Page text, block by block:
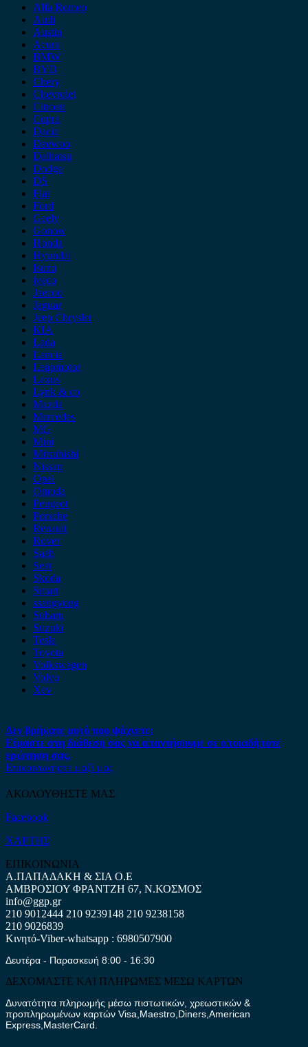
Alfa Romeo
Audi
Austin
Acura
BMW
BYD
Chery
Chevrolet
Citroen
Cupra
Dacia
Daewoo
Daihatsu
Dodge
DS
Fiat
Ford
Geely
Gonow
Honda
Hyundai
Isuzu
iveco
Jaecoo
Jaguar
Jeep Chrysler
KIA
Lada
Lancia
Leapmotor
Lexus
Lynk & co
Mazda
Mercedes
MG
Mini
Mitsubishi
Nissan
Opel
Omoda
Peugeot
Porsche
Renault
Rover
Saab
Seat
Skoda
Smart
ssangyong
Subaru
Suzuki
Tesla
Toyota
Volkswagen
Volvo
Xev
Δεν βρήκατε αυτό που ψάχνετε;
Είμαστε στη διάθεση σας να απαντήσουμε σε οποιαδήποτε
ερώτηση σας.
Επικοινωνήστε μαζί μας
ΑΚΟΛΟΥΘΗΣΤΕ ΜΑΣ
Facebook
ΧΑΡΤΗΣ
ΕΠΙΚΟΙΝΩΝΙΑ
Α.ΠΑΠΑΔΑΚΗ & ΣΙΑ Ο.Ε
ΑΜΒΡΟΣΙΟΥ ΦΡΑΝΤΖΗ 67, Ν.ΚΟΣΜΟΣ
info@ggp.gr
210 9012444 210 9239148 210 9238158
210 9026839
Κινητό-Viber-whatsapp : 6980507900
Δευτέρα - Παρασκευή 8:00 - 16:30
ΔΕΧΟΜΑΣΤΕ ΚΑΙ ΠΛΗΡΩΜΕΣ ΜΕΣΩ ΚΑΡΤΩΝ
Δυνατότητα πληρωμής μέσω πιστωτικών, χρεωστικών &
προπληρωμένων καρτών Visa,Maestro,Diners,American
Express,MasterCard.